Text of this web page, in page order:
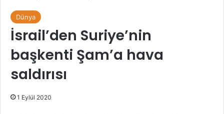
Dünya
İsrail’den Suriye’nin
başkenti Şam’a hava
saldırısı
1 Eylül 2020